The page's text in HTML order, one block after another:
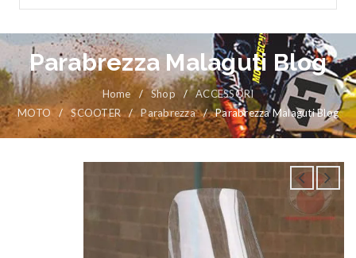
Parabrezza Malaguti Blog
Home / Shop /
ACCESSORI
MOTO
/ SCOOTER / Parabrezza / Parabrezza Malaguti Blog